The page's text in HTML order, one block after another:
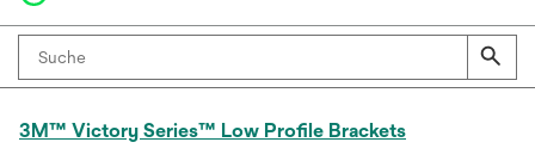
3M™ Victory Series™ Low Profile Brackets